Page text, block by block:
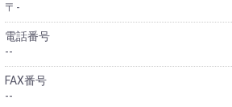
〒-
電話番号
--
FAX番号
--